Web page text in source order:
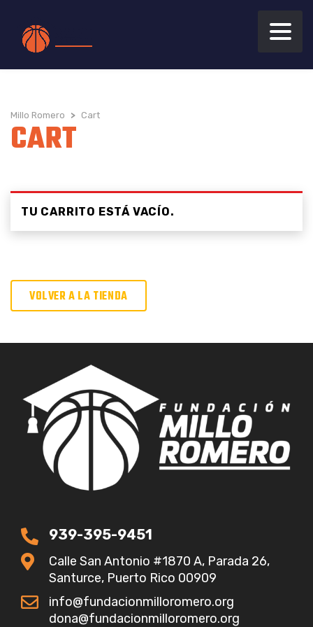
Millo Romero > Cart
CART
TU CARRITO ESTÁ VACÍO.
VOLVER A LA TIENDA
939-395-9451
Calle San Antonio #1870 A, Parada 26,
Santurce, Puerto Rico 00909
info@fundacionmilloromero.org
dona@fundacionmilloromero.org